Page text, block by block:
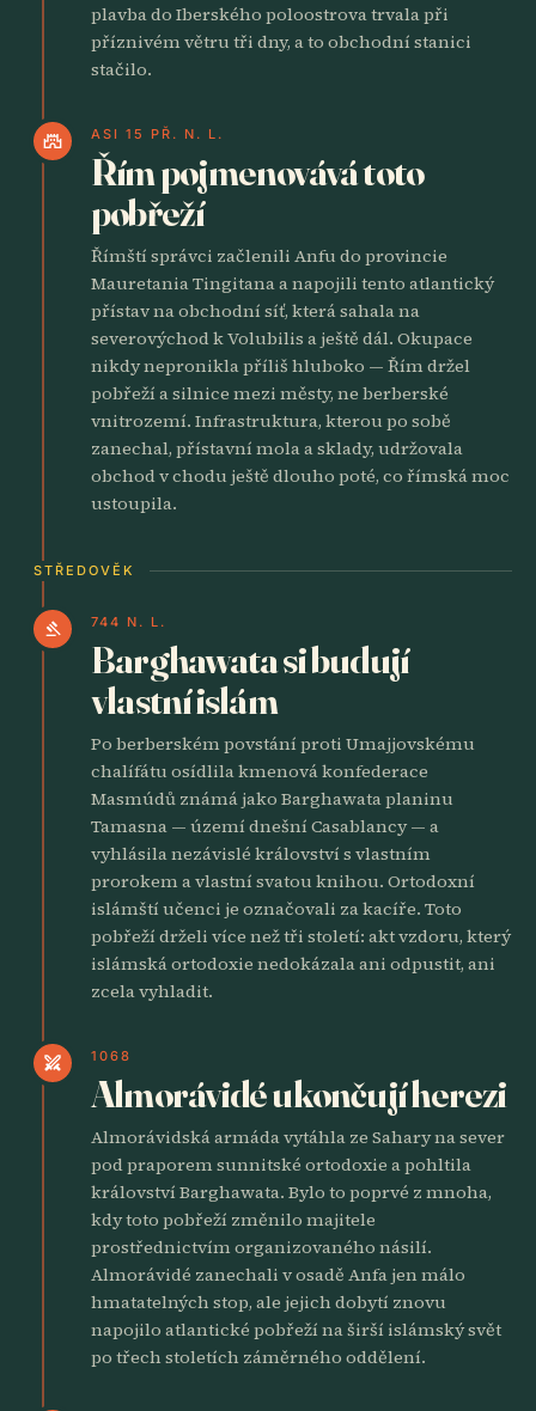
plavba do Iberského poloostrova trvala při
příznivém větru tři dny, a to obchodní stanici
stačilo.
castle ASI 15 PŘ. N. L.
Řím pojmenovává toto
pobřeží
Římští správci začlenili Anfu do provincie
Mauretania Tingitana a napojili tento atlantický
přístav na obchodní síť, která sahala na
severovýchod k Volubilis a ještě dál. Okupace
nikdy nepronikla příliš hluboko — Řím držel
pobřeží a silnice mezi městy, ne berberské
vnitrozemí. Infrastruktura, kterou po sobě
zanechal, přístavní mola a sklady, udržovala
obchod v chodu ještě dlouho poté, co římská moc
ustoupila.
STŘEDOVĚK
gavel 744 N. L.
Barghawata si budují
vlastní islám
Po berberském povstání proti Umajjovskému
chalífátu osídlila kmenová konfederace
Masmúdů známá jako Barghawata planinu
Tamasna — území dnešní Casablancy — a
vyhlásila nezávislé království s vlastním
prorokem a vlastní svatou knihou. Ortodoxní
islámští učenci je označovali za kacíře. Toto
pobřeží drželi více než tři století: akt vzdoru, který
islámská ortodoxie nedokázala ani odpustit, ani
zcela vyhladit.
swords 1068
Almorávidé ukončují herezi
Almorávidská armáda vytáhla ze Sahary na sever
pod praporem sunnitské ortodoxie a pohltila
království Barghawata. Bylo to poprvé z mnoha,
kdy toto pobřeží změnilo majitele
prostřednictvím organizovaného násilí.
Almorávidé zanechali v osadě Anfa jen málo
hmatatelných stop, ale jejich dobytí znovu
napojilo atlantické pobřeží na širší islámský svět
po třech stoletích záměrného oddělení.